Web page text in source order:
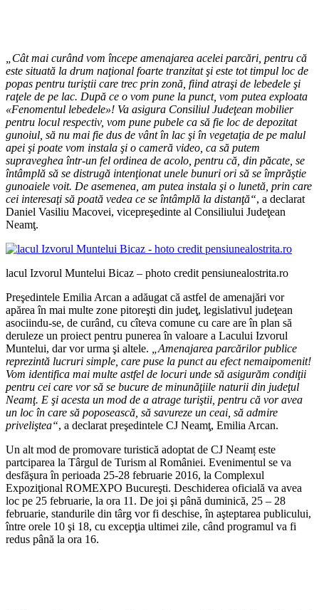
„Cât mai curând vom începe amenajarea acelei parcări, pentru că
este situată la drum naţional foarte tranzitat şi este tot timpul loc de
popas pentru turiştii care trec prin zonă, fiind atraşi de lebedele şi
raţele de pe lac. După ce o vom pune la punct, vom putea exploata
«Fenomentul lebedele»! Va asigura Consiliul Judeţean mobilier
pentru locul respectiv, vom pune pubele ca să fie loc de depozitat
gunoiul, să nu mai fie dus de vânt în lac şi în vegetaţia de pe malul
apei şi poate vom instala şi o cameră video, ca să putem
supraveghea într-un fel ordinea de acolo, pentru că, din păcate, se
întâmplă să se distrugă intenţionat unele bunuri ori să se împrăştie
gunoaiele voit. De asemenea, am putea instala şi o lunetă, prin care
cei interesaţi să poată vedea ce se întâmplă la distanţă“, a declarat
Daniel Vasiliu Macovei, vicepreşedinte al Consiliului Judeţean
Neamţ.
lacul Izvorul Muntelui Bicaz – photo credit pensiunealostrita.ro
Preşedintele Emilia Arcan a adăugat că astfel de amenajări vor
apărea în mai multe zone pitoreşti din judeţ, legislativul judeţean
asociindu-se, de curând, cu cîteva comune cu care are în plan să
deruleze un proiect pentru punerea în valoare a Lacului Izvorul
Muntelui, dar vor urma şi altele.
„Amenajarea parcărilor publice
reprezintă lucruri simple, care puse la punct au efect nemaipomenit!
Vom identifica mai multe astfel de locuri unde să asigurăm condiţii
pentru cei care vor să se bucure de minunăţiile naturii din judeţul
Neamţ. E şi acesta un mod de a atrage turiştii, pentru că vor avea
un loc în care să poposească, să savureze un ceai, să admire
priveliştea“, a declarat preşedintele CJ Neamţ, Emilia Arcan.
Un alt mod de promovare turistică adoptat de CJ Neamț este
partciparea la Târgul de Turism al României. Evenimentul se va
desfăşura în perioada 25-28 februarie 2016, la Complexul
Expoziţional ROMEXPO Bucureşti. Deschiderea oficială va avea
loc pe 25 februarie, la ora 11. De joi şi până duminică, 25 – 28
februarie, standurile din târg vor fi deschise, în aşteptarea publicului,
între orele 10 şi 18, cu excepţia ultimei zile, când programul va fi
redus până la ora 16.